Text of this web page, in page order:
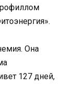
Она
127 дней,